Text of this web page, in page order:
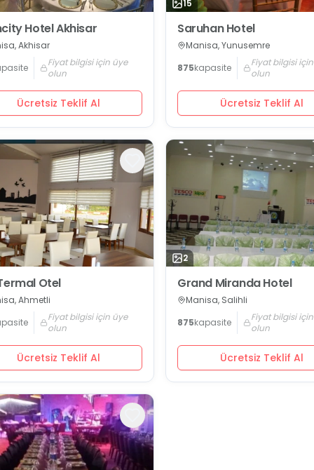
Hotel Akhisar
Akhisar
Fiyat bilgisi için üye
olun
Ücretsiz Teklif Al
15
Saruhan Hotel
Manisa, Yunusemre
875kapasite
Fiyat bilgisi
olun
Ücretsiz Teklif Al
Otel
Ahmetli
Fiyat bilgisi için üye
olun
Ücretsiz Teklif Al
2
Grand Miranda Hotel
Manisa, Salihli
875kapasite
Fiyat bilgisi
olun
Ücretsiz Teklif Al